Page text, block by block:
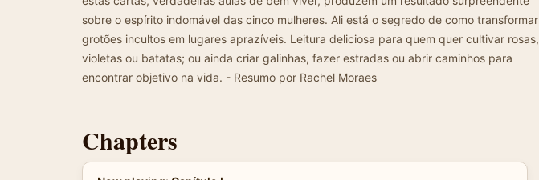
sobre o espírito indomável das cinco mulheres. Ali está o segredo de como transformar
grotões incultos em lugares aprazíveis. Leitura deliciosa para quem quer cultivar rosas,
violetas ou batatas; ou ainda criar galinhas, fazer estradas ou abrir caminhos para
encontrar objetivo na vida. - Resumo por Rachel Moraes
Chapters